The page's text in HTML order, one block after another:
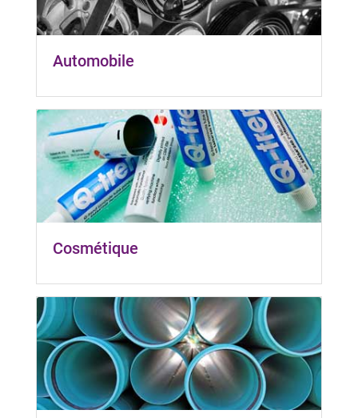
Automobile
Cosmétique